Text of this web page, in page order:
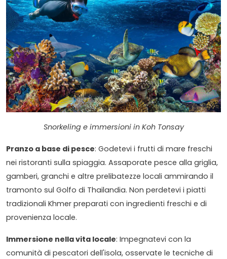
Snorkeling e immersioni in Koh Tonsay
Pranzo a base di pesce: Godetevi i frutti di mare freschi
nei ristoranti sulla spiaggia. Assaporate pesce alla griglia,
gamberi, granchi e altre prelibatezze locali ammirando il
tramonto sul Golfo di Thailandia. Non perdetevi i piatti
tradizionali Khmer preparati con ingredienti freschi e di
provenienza locale.
Immersione nella vita locale: Impegnatevi con la
comunità di pescatori dell'isola, osservate le tecniche di